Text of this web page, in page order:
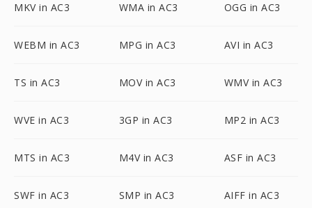
MKV in AC3 WMA in AC3 OGG in AC3
WEBM in AC3 MPG in AC3 AVI in AC3
TS in AC3 MOV in AC3 WMV in AC3
WVE in AC3 3GP in AC3 MP2 in AC3
MTS in AC3 M4V in AC3 ASF in AC3
SWF in AC3 SMP in AC3 AIFF in AC3